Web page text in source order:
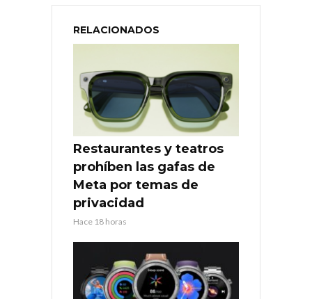
RELACIONADOS
Restaurantes y teatros
prohíben las gafas de
Meta por temas de
privacidad
Hace 18 horas